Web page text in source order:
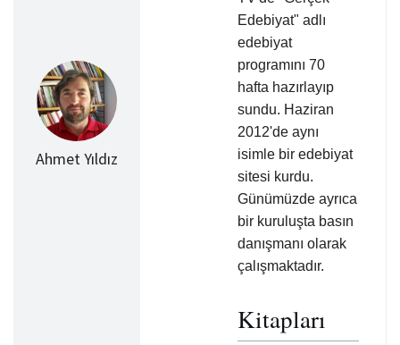
Ahmet Yıldız
Edebiyat" adlı
edebiyat
programını 70
hafta hazırlayıp
sundu. Haziran
2012'de aynı
isimle bir edebiyat
sitesi kurdu.
Günümüzde ayrıca
bir kuruluşta basın
danışmanı olarak
çalışmaktadır.
Kitapları